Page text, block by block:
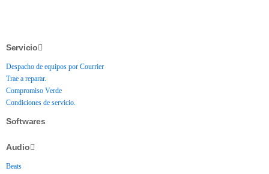
Servicio
Despacho de equipos por Courrier
Trae a reparar.
Compromiso Verde
Condiciones de servicio.
Softwares
Audio
Beats